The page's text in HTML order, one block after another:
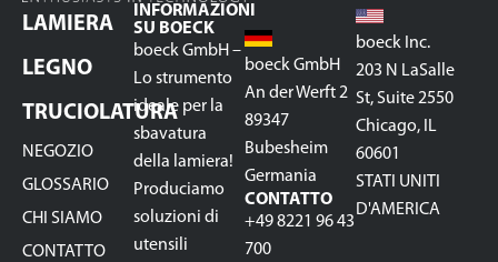
LAMIERA
LEGNO
TRUCIOLATURA
NEGOZIO
GLOSSARIO
CHI SIAMO
CONTATTO
INFORMAZIONI
SU BOECK
boeck GmbH –
Lo strumento
ideale per la
sbavatura
della lamiera!
Produciamo
soluzioni di
utensili
boeck GmbH
An der Werft 2
89347
Bubesheim
Germania
CONTATTO
+49 8221 96 43
700
boeck Inc.
203 N LaSalle
St, Suite 2550
Chicago, IL
60601
STATI UNITI
D'AMERICA